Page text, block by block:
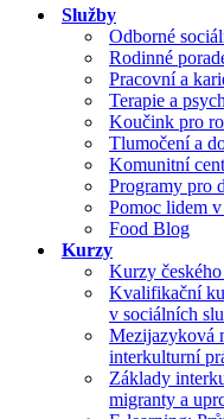
Služby
Odborné
Rodinné
Pracovní a
Terapie a
Koučink pro
Tlumočení a
Komunitní
Programy pro
Pomoc lidem
Food Blog
Kurzy
Kurzy
Kvalifikační
v sociálních
Mezijazyková
interkulturní
Základy
migranty a